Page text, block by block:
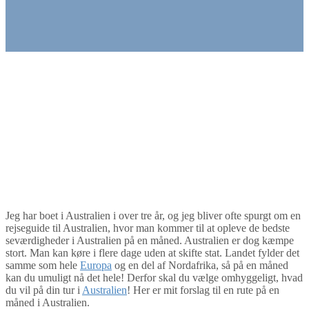
Jeg har boet i Australien i over tre år, og jeg bliver ofte spurgt om en
rejseguide til Australien, hvor man kommer til at opleve de bedste
seværdigheder i Australien på en måned. Australien er dog kæmpe
stort. Man kan køre i flere dage uden at skifte stat. Landet fylder det
samme som hele Europa og en del af Nordafrika, så på en måned
kan du umuligt nå det hele! Derfor skal du vælge omhyggeligt, hvad
du vil på din tur i Australien! Her er mit forslag til en rute på en
måned i Australien.